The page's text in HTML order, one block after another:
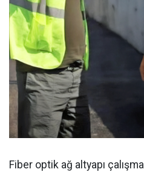
Fiber optik ağ altyapı